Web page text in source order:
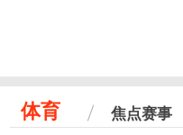
体育 焦点赛事